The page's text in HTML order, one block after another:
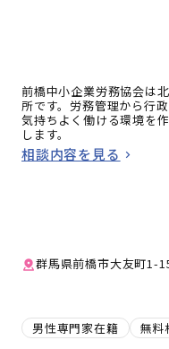
前橋中小企業労務協会は
所です。労務管理から行
気持ちよく働ける環境を
します。
相談内容を見る
群馬県前橋市大友町1-
男性専門家在籍 無料